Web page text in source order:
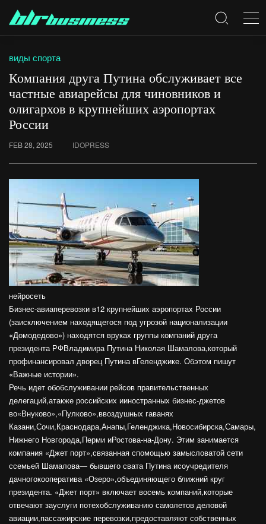
виды спорта
Компания друга Путина обслуживает все
частные авиарейсы для чиновников и
олигархов в крупнейших аэропортах
России
FEB 28, 2025 IDOPRESS
нейросеть
Бизнес-авиаперевозки в12 крупнейших аэропортах России
(заисключением находящегося под угрозой национализации
«Домодедово») находятся вруках группы компаний друга
президента РФВладимира Путина Николая Шамалова,который
профинансировал дворец Путина вГеленджике. Обэтом пишут
«Важные истории».
Речь идет обобслуживании рейсов правительственных
делегаций,атакже российских ииностранных бизнес-джетов
во«Внуково»,«Пулково»,ввоздушных гаванях
Казани,Сочи,Краснодара,Анапы,Геленджика,Новосибирска,Самары,
Нижнего Новгорода,Перми иРостова-на-Дону. Этим занимается
компания «Джет порт»,связанная спомощью замысловатой сети
ссемьей Шамалова— бывшего свата Путина исоучредителя
дачногокооператива «Озеро»,объединяющего ближний круг
президента. «Джет порт» включает восемь компаний,которые
отвечают зауслуги потехобслуживанию самолетов деловой
авиации,пассажирские перевозки,предоставляют собственных